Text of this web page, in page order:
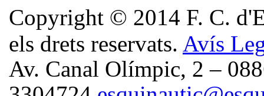
Copyright © 2014 F. C.
els drets reservats. Avís
Av. Canal Olímpic, 2 –